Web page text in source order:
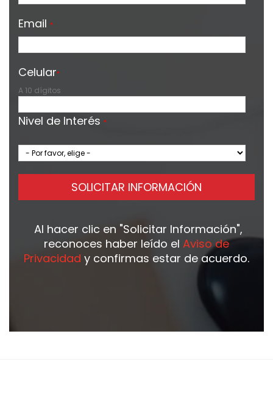
Email *
Celular*
A 10 dígitos
Nivel de Interés *
SOLICITAR INFORMACIÓN
Al hacer clic en "Solicitar Información",
reconoces haber leído el Aviso de
Privacidad y confirmas estar de acuerdo.